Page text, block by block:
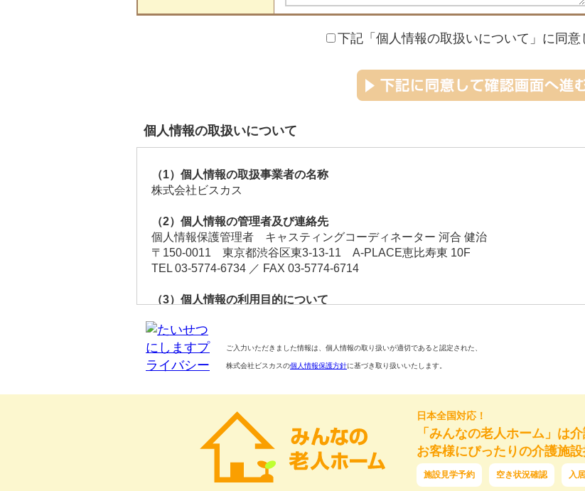
下記「個人情報の取扱いについて」に同意
個人情報の取扱いについて
（1）個人情報の取扱事業者の名称
株式会社ビスカス
（2）個人情報の管理者及び連絡先
個人情報保護管理者 キャスティングコーディネーター 河合 健治
〒150-0011 東京都渋谷区東3-13-11 A-PLACE恵比寿東 10F
TEL 03-5774-6734 ／ FAX 03-5774-6714
（3）個人情報の利用目的について
① 専門家の個人情報 会員登録・依頼者の紹介のため
② 依頼者の個人情報 専門家・施設などの紹介のため
③ 転職・就職の個人情報 転職・就職のサポートのため
⑤ 当社サービスの改善に向けたデータ作成、分析、保管のため
⑥ 当社サービスへの会員登録及びご相談サポートのため
⑦ 当社新サービスの調査、開発のため
⑧ メールマガジン購読の受付及び対応のため
（4）個人情報をご提供いただくことの任意性
個人情報のご提供は義務的なものではなく、あくまでも任意のものです。ただし、
ご入力いただきました情報は、個人情報の取り扱いが適切であると認定された、
株式会社ビスカスの個人情報保護方針に基づき取り扱いいたします。
日本全国対応！
「みんなの老人ホーム」は
お客様にぴったりの介護施
施設見学予約 空き状況確認 入